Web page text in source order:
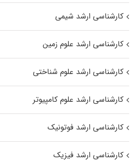
کارشناسی ارشد شیمی
کارشناسی ارشد علوم زمین
کارشناسی ارشد علوم شناختی
کارشناسی ارشد علوم کامپیوتر
کارشناسی ارشد فوتونیک
کارشناسی ارشد فیزیک